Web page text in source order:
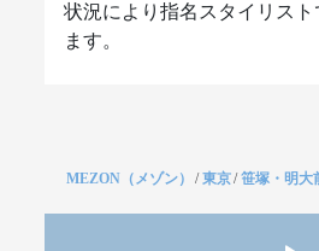
状況により指名スタイリス
ます。
MEZON（メゾン） /東京/笹塚・明大